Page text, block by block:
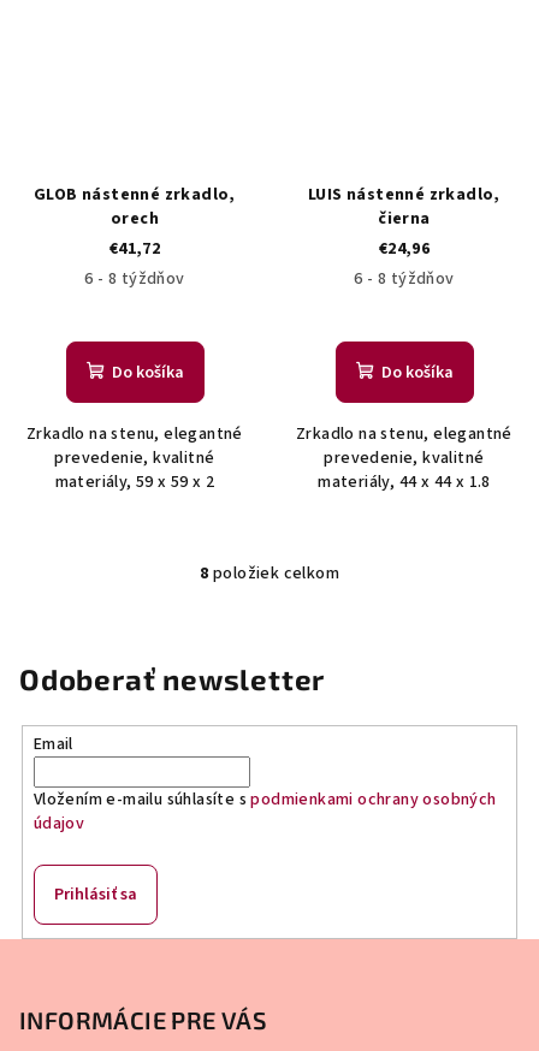
GLOB nástenné zrkadlo,
orech
€41,72
6 - 8 týždňov
Do košíka
Zrkadlo na stenu, elegantné
prevedenie, kvalitné
materiály, 59 x 59 x 2
LUIS nástenné zrkadlo,
čierna
€24,96
6 - 8 týždňov
Do košíka
Zrkadlo na stenu, elegantné
prevedenie, kvalitné
materiály, 44 x 44 x 1.8
O
á
d
a
e
y
8 položiek celkom
Odoberať newsletter
Email
Vložením e-mailu súhlasíte spodmienkami ochrany osobných
údajov
Prihlásiť sa
INFORMÁCIE PRE VÁS